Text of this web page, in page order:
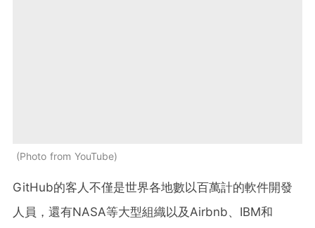
Photo from YouTube
GitHub的客人不僅是世界各地數以百萬計的軟件開發
人員，還有NASA等大型組織以及Airbnb、IBM和